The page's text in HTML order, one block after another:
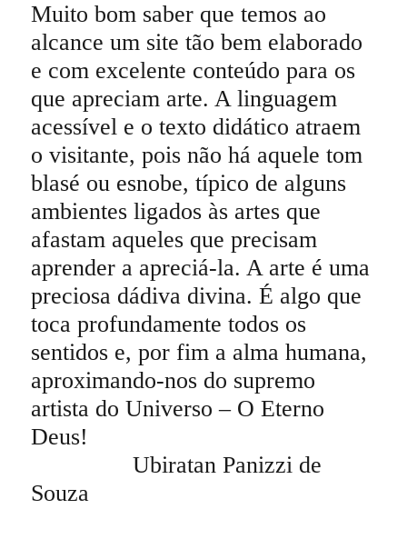
Muito bom saber que temos ao
alcance um site tão bem elaborado
e com excelente conteúdo para os
que apreciam arte. A linguagem
acessível e o texto didático atraem
o visitante, pois não há aquele tom
blasé ou esnobe, típico de alguns
ambientes ligados às artes que
afastam aqueles que precisam
aprender a apreciá-la. A arte é uma
preciosa dádiva divina. É algo que
toca profundamente todos os
sentidos e, por fim a alma humana,
aproximando-nos do supremo
artista do Universo – O Eterno
Deus!
Ubiratan Panizzi de
Souza